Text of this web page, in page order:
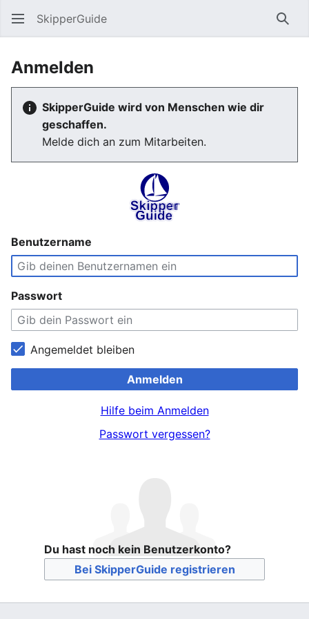
SkipperGuide
Anmelden
SkipperGuide wird von Menschen wie dir
geschaffen.
Melde dich an zum Mitarbeiten.
Benutzername
Passwort
Angemeldet bleiben
Anmelden
Hilfe beim Anmelden
Passwort vergessen?
Du hast noch kein Benutzerkonto?
Bei SkipperGuide registrieren